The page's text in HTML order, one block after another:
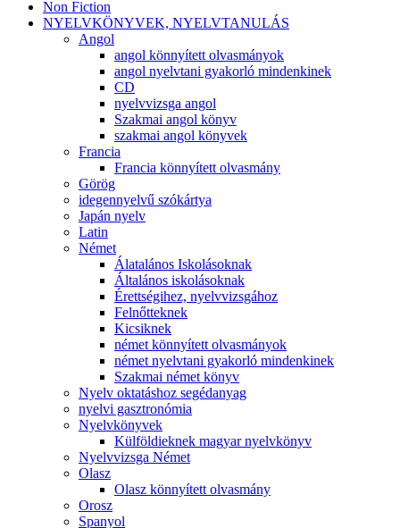
Non Fiction
NYELVKÖNYVEK, NYELVTANULÁS
Angol
angol könnyített olvasmányok
angol nyelvtani gyakorló mindenkinek
CD
nyelvvizsga angol
Szakmai angol könyv
szakmai angol könyvek
Francia
Francia könnyített olvasmány
Görög
idegennyelvű szókártya
Japán nyelv
Latin
Német
Álatalános Iskolásoknak
Általános iskolásoknak
Érettségihez, nyelvvizsgához
Felnőtteknek
Kicsiknek
német könnyített olvasmányok
német nyelvtani gyakorló mindenkinek
Szakmai német könyv
Nyelv oktatáshoz segédanyag
nyelvi gasztronómia
Nyelvkönyvek
Külföldieknek magyar nyelvkönyv
Nyelvvizsga Német
Olasz
Olasz könnyített olvasmány
Orosz
Spanyol